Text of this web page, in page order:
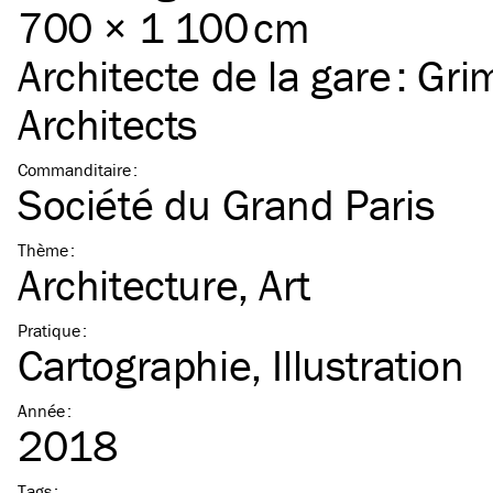
700 × 1 100 cm
Architecte de la gare :
Architects
Commanditaire:
Société du Grand Paris
Thème:
Architecture Art
Pratique:
Cartographie Illustration
Année:
2018